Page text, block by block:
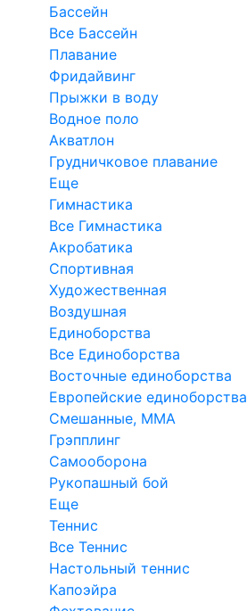
Бассейн
Все Бассейн
Плавание
Фридайвинг
Прыжки в воду
Водное поло
Акватлон
Грудничковое плавание
Еще
Гимнастика
Все Гимнастика
Акробатика
Спортивная
Художественная
Воздушная
Единоборства
Все Единоборства
Восточные единоборства
Европейские единоборства
Смешанные, ММА
Грэпплинг
Самооборона
Рукопашный бой
Еще
Теннис
Все Теннис
Настольный теннис
Капоэйра